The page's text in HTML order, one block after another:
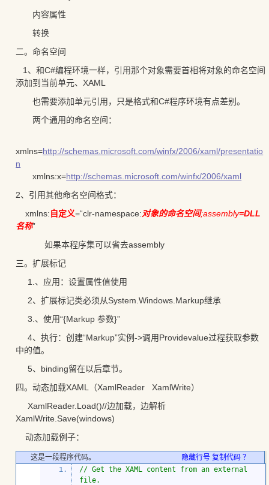
内容属性
转换
二。命名空间
1、和C#编程环境一样，引用那个对象需要首相将对象的命名空间
添加到当前单元、XAML
也需要添加单元引用，只是格式和C#程序环境有点差别。
两个通用的命名空间：
xmlns=http://schemas.microsoft.com/winfx/2006/xaml/presentatio
n
xmlns:x=http://schemas.microsoft.com/winfx/2006/xaml
2、引用其他命名空间格式：
xmlns:自定义=“clr-namespace:对象的命名空间;assembly=DLL
名称”
如果本程序集可以省去assembly
三。扩展标记
1.、应用：设置属性值使用
2、扩展标记类必须从System.Windows.Markup继承
3.、使用“{Markup 参数}”
4、执行：创建“Markup”实例->调用Providevalue过程获取参数
中的值。
5、binding留在以后章节。
四。动态加载XAML（XamlReader XamlWrite）
XamlReader.Load()//边加载，边解析
XamlWrite.Save(windows)
动态加载例子：
隐藏行号 复制代码 ？
这是一段程序代码。
// Get the XAML content from an external
file.